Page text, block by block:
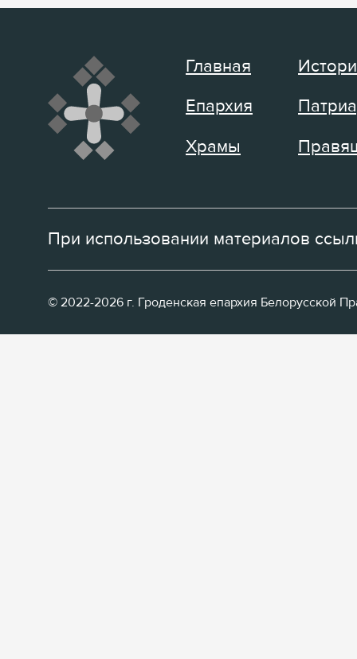
Главная
Епархия
Храмы
При использовании материалов
© 2022-2026 г. Гроденская епархия Белорусской